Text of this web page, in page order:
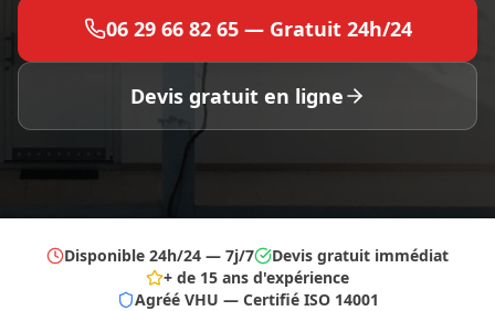
06 29 66 82 65 — Gratuit 24h/24
Devis gratuit en ligne
Disponible 24h/24 — 7j/7
Devis gratuit immédiat
+ de 15 ans d'expérience
Agréé VHU — Certifié ISO 14001